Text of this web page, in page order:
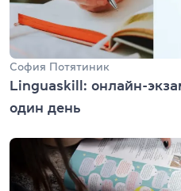
София Потятиник
Linguaskill: онлайн-
один день